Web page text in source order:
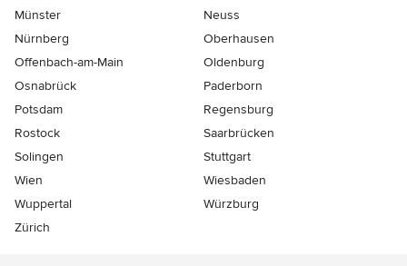
Münster
Neuss
Nürnberg
Oberhausen
Offenbach-am-Main
Oldenburg
Osnabrück
Paderborn
Potsdam
Regensburg
Rostock
Saarbrücken
Solingen
Stuttgart
Wien
Wiesbaden
Wuppertal
Würzburg
Zürich